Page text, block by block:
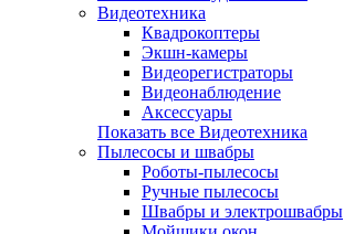
Видеотехника
Квадрокоптеры
Экшн-камеры
Видеорегистраторы
Видеонаблюдение
Аксессуары
Показать все Видеотехника
Пылесосы и швабры
Роботы-пылесосы
Ручные пылесосы
Швабры и электрошвабры